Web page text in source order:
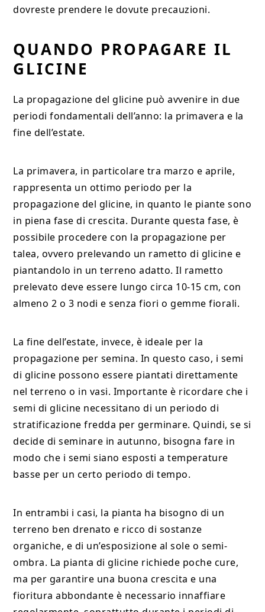
dovreste prendere le dovute precauzioni.
QUANDO PROPAGARE IL
GLICINE
La propagazione del glicine può avvenire in due
periodi fondamentali dell’anno: la primavera e la
fine dell’estate.
La primavera, in particolare tra marzo e aprile,
rappresenta un ottimo periodo per la
propagazione del glicine, in quanto le piante sono
in piena fase di crescita. Durante questa fase, è
possibile procedere con la propagazione per
talea, ovvero prelevando un rametto di glicine e
piantandolo in un terreno adatto. Il rametto
prelevato deve essere lungo circa 10-15 cm, con
almeno 2 o 3 nodi e senza fiori o gemme fiorali.
La fine dell’estate, invece, è ideale per la
propagazione per semina. In questo caso, i semi
di glicine possono essere piantati direttamente
nel terreno o in vasi. Importante è ricordare che i
semi di glicine necessitano di un periodo di
stratificazione fredda per germinare. Quindi, se si
decide di seminare in autunno, bisogna fare in
modo che i semi siano esposti a temperature
basse per un certo periodo di tempo.
In entrambi i casi, la pianta ha bisogno di un
terreno ben drenato e ricco di sostanze
organiche, e di un’esposizione al sole o semi-
ombra. La pianta di glicine richiede poche cure,
ma per garantire una buona crescita e una
fioritura abbondante è necessario innaffiare